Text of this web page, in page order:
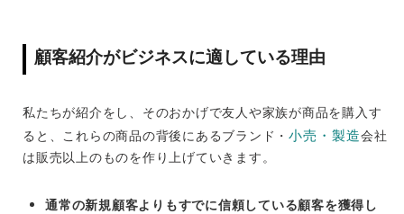
顧客紹介がビジネスに適している理由
私たちが紹介をし、そのおかげで友人や家族が商品を購入す
ると、これらの商品の背後にあるブランド・ 小売・製造会社
は販売以上のものを作り上げていきます。
通常の新規顧客よりもすでに信頼している顧客を獲得し